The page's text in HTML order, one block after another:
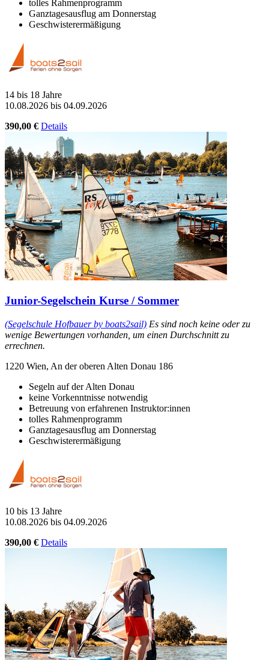
tolles Rahmenprogramm
Ganztagesausflug am Donnerstag
Geschwisterermäßigung
14 bis 18 Jahre
10.08.2026 bis 04.09.2026
390,00 € Details
Junior-Segelschein Kurse / Sommer
(Segelschule Hofbauer by boats2sail) Es sind noch keine oder zu
wenige Bewertungen vorhanden, um einen Durchschnitt zu
errechnen.
1220 Wien, An der oberen Alten Donau 186
Segeln auf der Alten Donau
keine Vorkenntnisse notwendig
Betreuung von erfahrenen Instruktor:innen
tolles Rahmenprogramm
Ganztagesausflug am Donnerstag
Geschwisterermäßigung
10 bis 13 Jahre
10.08.2026 bis 04.09.2026
390,00 € Details